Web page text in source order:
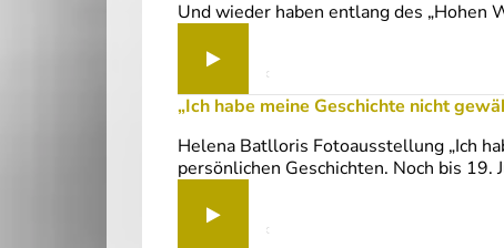
Und wieder haben entlang des „Hohen
„Ich habe meine Geschichte nicht
Helena Batlloris Fotoausstellung „Ich
persönlichen Geschichten. Noch bis 19.